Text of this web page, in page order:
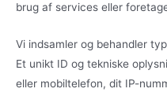
brug af services eller
Vi indsamler og behandler
Et unikt ID og tekniske
eller mobiltelefon, dit IP-